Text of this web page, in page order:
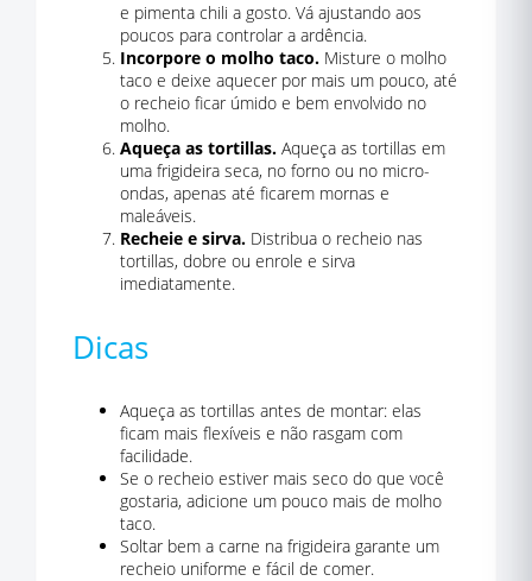
e pimenta chili a gosto. Vá ajustando aos
poucos para controlar a ardência.
Incorpore o molho taco. Misture o molho
taco e deixe aquecer por mais um pouco, até
o recheio ficar úmido e bem envolvido no
molho.
Aqueça as tortillas. Aqueça as tortillas em
uma frigideira seca, no forno ou no micro-
ondas, apenas até ficarem mornas e
maleáveis.
Recheie e sirva. Distribua o recheio nas
tortillas, dobre ou enrole e sirva
imediatamente.
Dicas
Aqueça as tortillas antes de montar: elas
ficam mais flexíveis e não rasgam com
facilidade.
Se o recheio estiver mais seco do que você
gostaria, adicione um pouco mais de molho
taco.
Soltar bem a carne na frigideira garante um
recheio uniforme e fácil de comer.